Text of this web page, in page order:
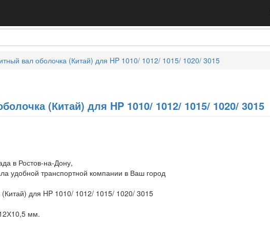
вал оболочка (Китай) для HP 1010/ 1012/ 1015/ 1020/ 3015
(Китай) для HP 1010/ 1012/ 1015/ 1020/ 3015
в Ростов-на-Дону,
удобной транспортной компании в Ваш город
для HP 1010/ 1012/ 1015/ 1020/ 3015
мм.